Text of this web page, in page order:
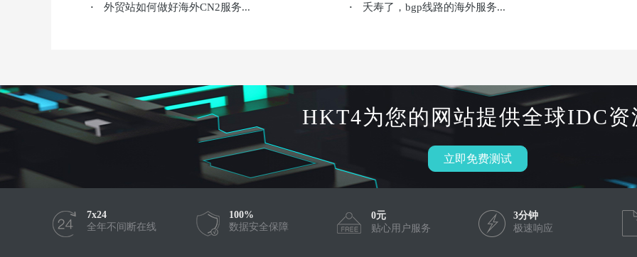
· 外贸站如何做好海外CN2服务... · 夭寿了，bgp线路的海外服务...
HKT4为您的网站提供全球IDC资
立即免费测试
7x24
全年不间断在线
100%
数据安全保障
0元
贴心用户服务
3分钟
极速响应